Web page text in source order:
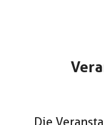
Die